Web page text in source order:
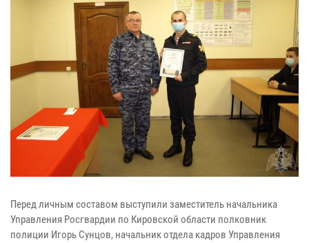
Перед личным составом выступили заместитель начальника
Управления Росгвардии по Кировской области полковник
полиции Игорь Сунцов, начальник отдела кадров Управления